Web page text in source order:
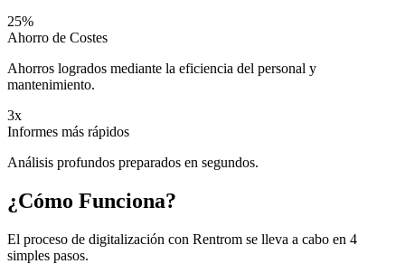
25%
Ahorro de Costes
Ahorros logrados mediante la eficiencia del personal y
mantenimiento.
3x
Informes más rápidos
Análisis profundos preparados en segundos.
¿Cómo Funciona?
El proceso de digitalización con Rentrom se lleva a cabo en 4
simples pasos.